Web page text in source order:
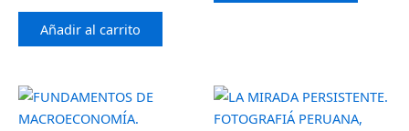
Añadir al carrito